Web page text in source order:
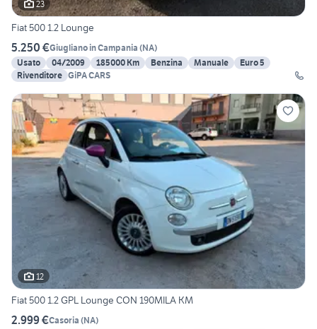
23
Fiat 500 1.2 Lounge
5.250 €Giugliano in Campania (NA)
Usato
04/2009 185000 Km Benzina Manuale
Euro 5
Rivenditore GiPA CARS
12
Fiat 500 1.2 GPL Lounge CON 190MILA KM
2.999 €Casoria (NA)